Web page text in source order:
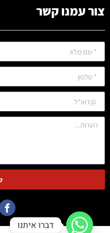
צור עמנו קשר
דברו איתנו